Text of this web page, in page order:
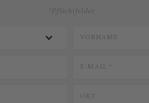
*Pflichtfelder